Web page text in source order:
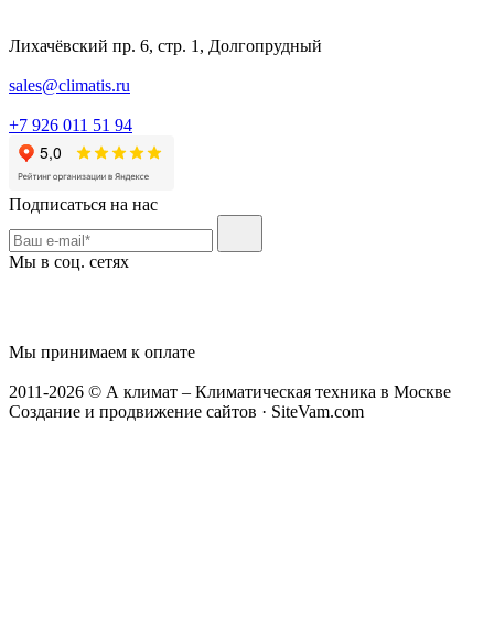
Лихачёвский пр. 6, стр. 1, Долгопрудный
sales@climatis.ru
+7 926 011 51 94
Подписаться на нас
Мы в соц. сетях
Мы принимаем к оплате
2011-2026 © А климат – Климатическая техника в Москве
Создание и продвижение сайтов · SiteVam.com